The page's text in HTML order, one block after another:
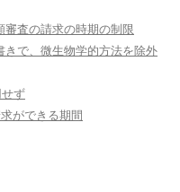
審査の請求の時期の制限
きで、微生物学的方法を除外
ず
ができる期間